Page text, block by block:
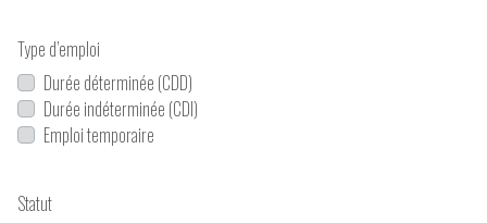
Type d’emploi
Durée déterminée (CDD)
Durée indéterminée (CDI)
Emploi temporaire
Statut